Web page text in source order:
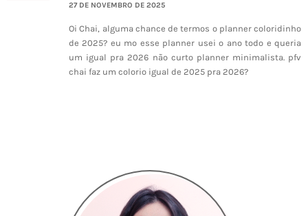
27 DE NOVEMBRO DE 2025
Oi Chai, alguma chance de termos o planner coloridinho
de 2025? eu mo esse planner usei o ano todo e queria
um igual pra 2026 não curto planner minimalista. pfv
chai faz um colorio igual de 2025 pra 2026?